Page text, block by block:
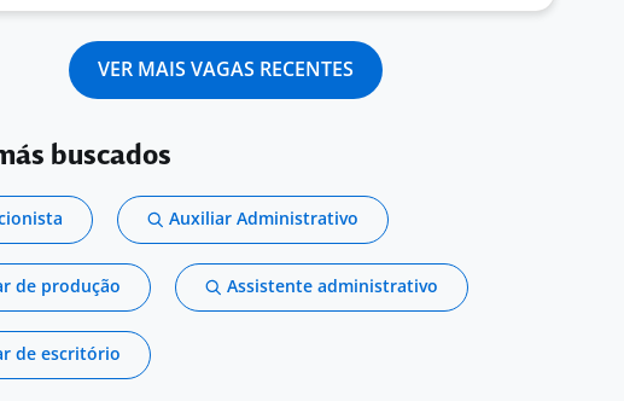
VER MAIS VAGAS RECENTES
buscados
Auxiliar Administrativo
de produção Assistente administrativo
de escritório